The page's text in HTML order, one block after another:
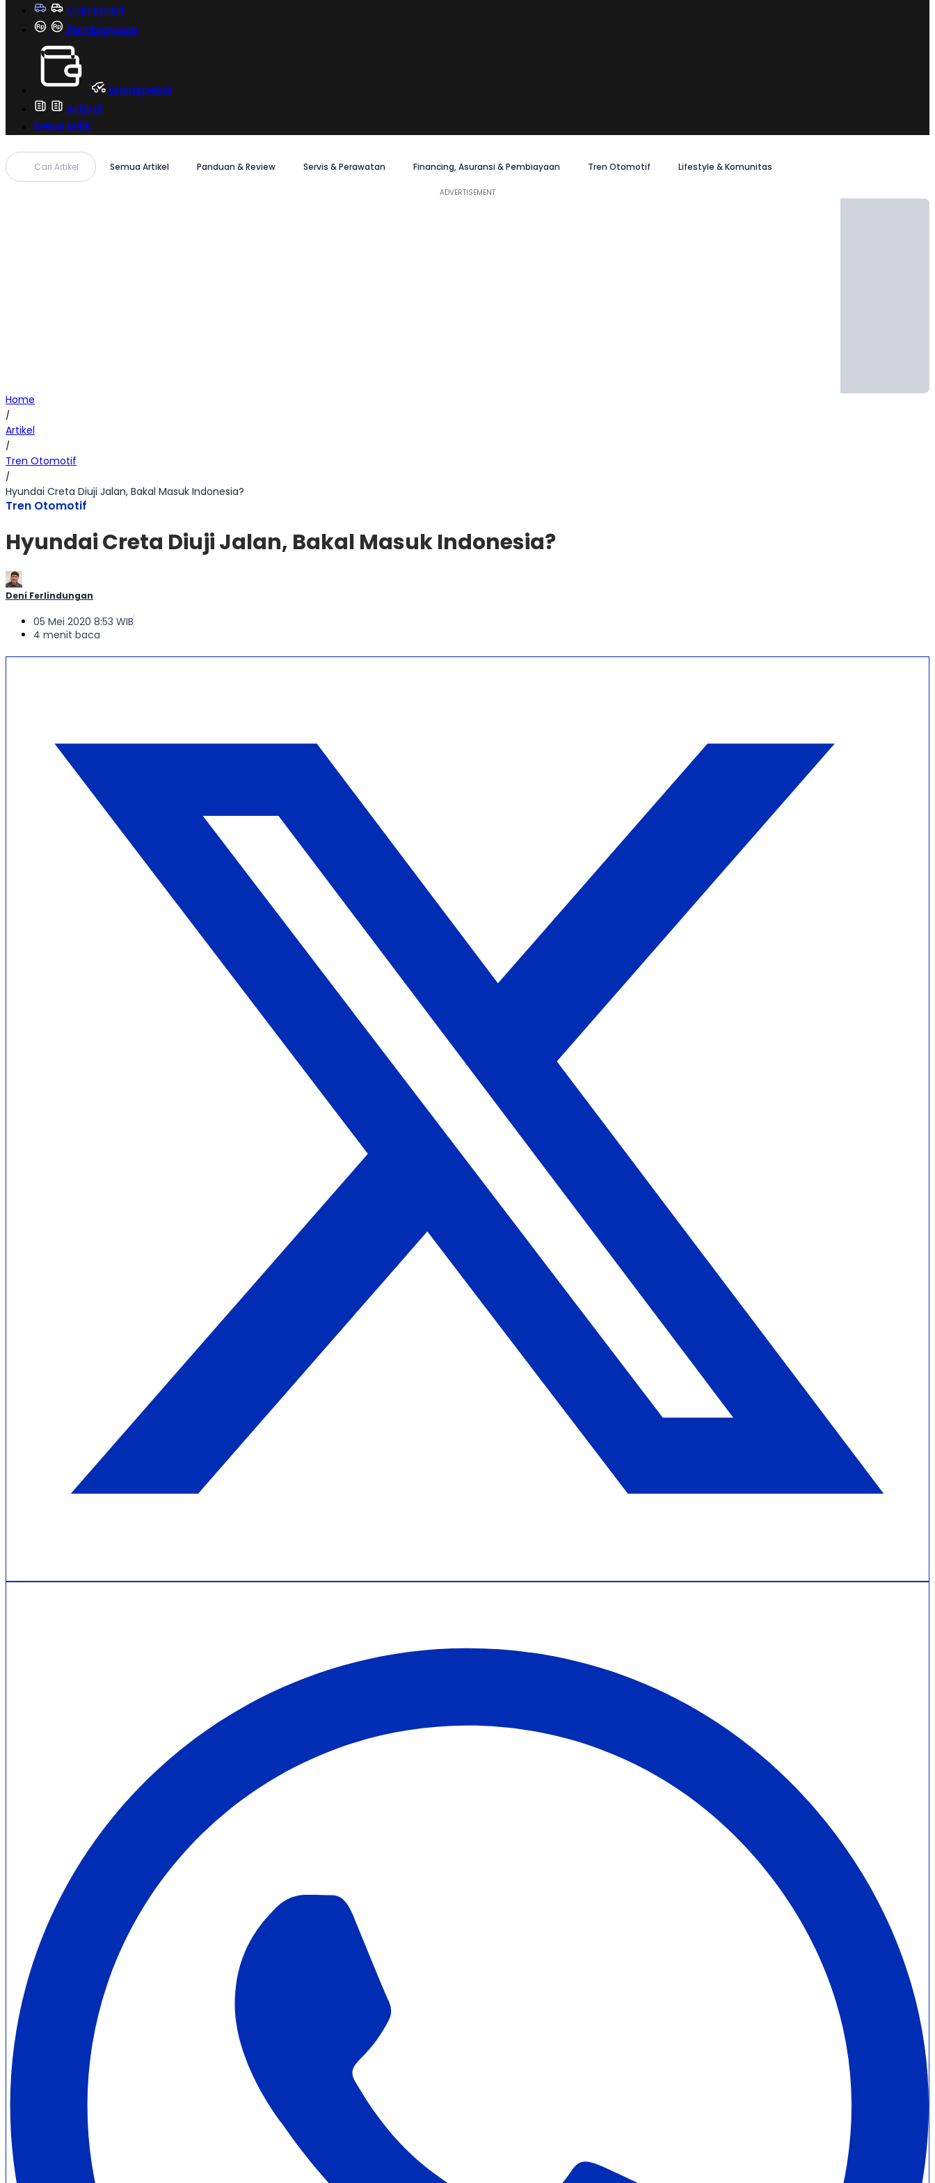
Cari Mobil
Pembiayaan
MoInspeksi
Artikel
Sewa Milik
Cari Artikel Semua Artikel Panduan & Review Servis & Perawatan Financing, Asuransi & Pembiayaan Tren Otomotif Lifestyle & Komunitas
Home
/
Artikel
/
Tren Otomotif
/
Hyundai Creta Diuji Jalan, Bakal Masuk Indonesia?
Tren Otomotif
Hyundai Creta Diuji Jalan, Bakal Masuk Indonesia?
Deni Ferlindungan
05 Mei 2020 8:53 WIB
4 menit baca